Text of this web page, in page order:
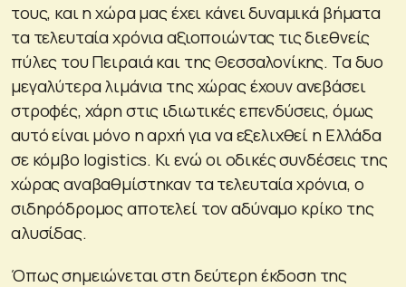
τους, και η χώρα μας έχει κάνει δυναμικά βήματα
τα τελευταία χρόνια αξιοποιώντας τις διεθνείς
πύλες του Πειραιά και της Θεσσαλονίκης. Τα δυο
μεγαλύτερα λιμάνια της χώρας έχουν ανεβάσει
στροφές, χάρη στις ιδιωτικές επενδύσεις, όμως
αυτό είναι μόνο η αρχή για να εξελιχθεί η Ελλάδα
σε κόμβο logistics. Κι ενώ οι οδικές συνδέσεις της
χώρας αναβαθμίστηκαν τα τελευταία χρόνια, ο
σιδηρόδρομος αποτελεί τον αδύναμο κρίκο της
αλυσίδας.
Όπως σημειώνεται στη δεύτερη έκδοση της